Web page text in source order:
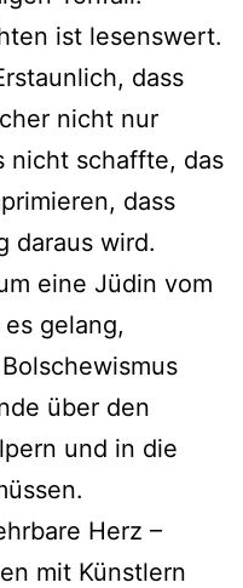
ist lesenswert.
dass
nicht nur
nicht schaffte, das
dass
daraus wird.
eine Jüdin vom
gelang,
über den
und in die
Herz –
mit Künstlern